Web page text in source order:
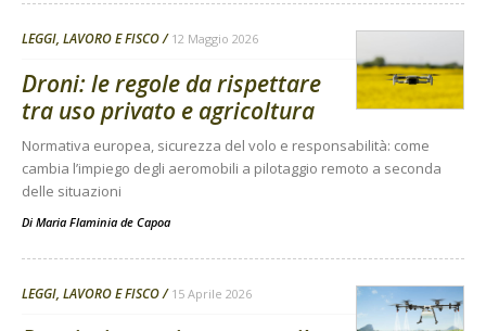
LEGGI, LAVORO E FISCO 12 Maggio 2026
Droni: le regole da rispettare
tra uso privato e agricoltura
Normativa europea, sicurezza del volo e responsabilità: come
cambia l’impiego degli aeromobili a pilotaggio remoto a seconda
delle situazioni
Di Maria Flaminia de Capoa
LEGGI, LAVORO E FISCO 15 Aprile 2026